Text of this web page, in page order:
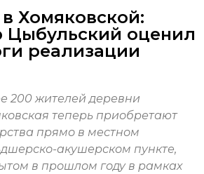
Хомяковской:
Цыбульский оценил
реализации
200 жителей деревни
теперь приобретают
прямо в местном
акушерском пункте,
в прошлом году в рамках